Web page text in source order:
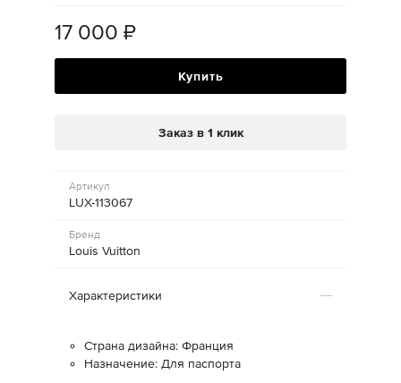
17 000 ₽
Купить
Заказ в 1 клик
Артикул
LUX-113067
Бренд
Louis Vuitton
Характеристики
Страна дизайна: Франция
Назначение: Для паспорта